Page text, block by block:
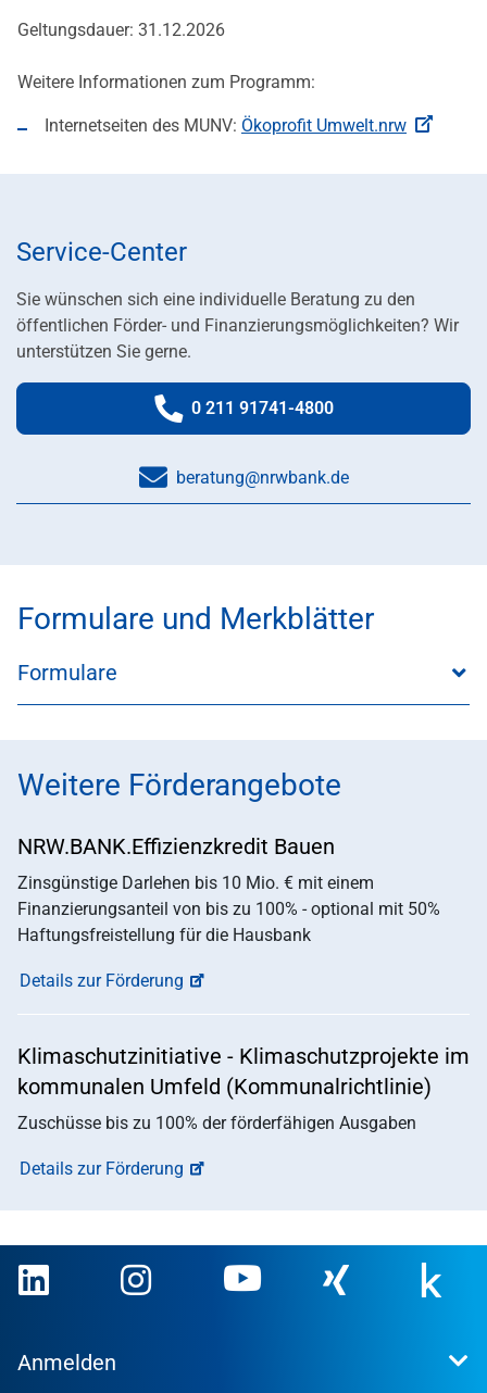
Geltungsdauer: 31.12.2026
Weitere Informationen zum Programm:
Internetseiten des MUNV: Ökoprofit Umwelt.nrw
Service-Center
Sie wünschen sich eine individuelle Beratung zu den
öffentlichen Förder- und Finanzierungsmöglichkeiten? Wir
unterstützen Sie gerne.
Telefonnummer:
0 211 91741-4800
beratung@nrwbank.de
Formulare und Merkblätter
Formulare
Weitere Förderangebote
NRW.BANK.Effizienzkredit Bauen
Zinsgünstige Darlehen bis 10 Mio. € mit einem
Finanzierungsanteil von bis zu 100% - optional mit 50%
Haftungsfreistellung für die Hausbank
Details zur Förderung
Klimaschutzinitiative - Klimaschutzprojekte im
kommunalen Umfeld (Kommunalrichtlinie)
Zuschüsse bis zu 100% der förderfähigen Ausgaben
Details zur Förderung
Anmelden